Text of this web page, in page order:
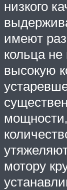
низкого
имеют
кольца не
высокую
мотору